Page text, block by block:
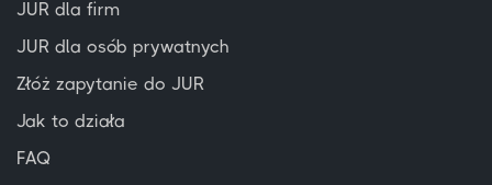
JUR dla firm
JUR dla osób prywatnych
Złóż zapytanie do JUR
Jak to działa
FAQ